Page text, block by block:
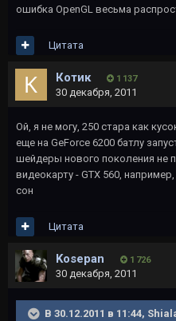
ошибка OpenGL весьма
Цитата
Котик 1 137
30 декабря, 2011
Ой, я не могу, 250 стара как
еще на GeForce 6200 батлу
шейдеры нового поколения не
видеокарту - GTX 560,
сон
Цитата
Kosepan 1 726
30 декабря, 2011
В 30.12.2011 в 11:44,